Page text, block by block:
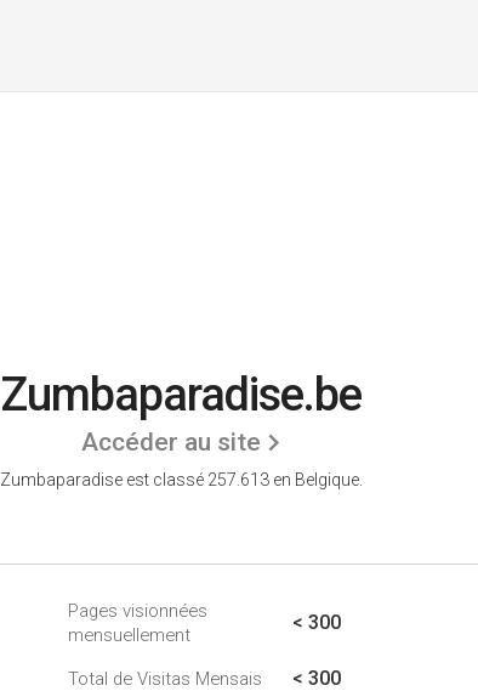
Zumbaparadise.be
Accéder au site
Zumbaparadise est classé 257.613 en Belgique.
Pages visionnées
mensuellement
< 300
Total de Visitas Mensais < 300